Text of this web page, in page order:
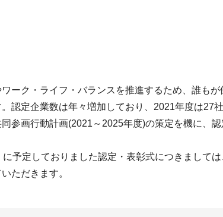
ーク・ライフ・バランスを推進するため、誰も
認定企業数は年々増加しており、2021年度は27
参画行動計画(2021～2025年度)の策定を機に、
予定しておりました認定・表彰式につきまして
ただきます。